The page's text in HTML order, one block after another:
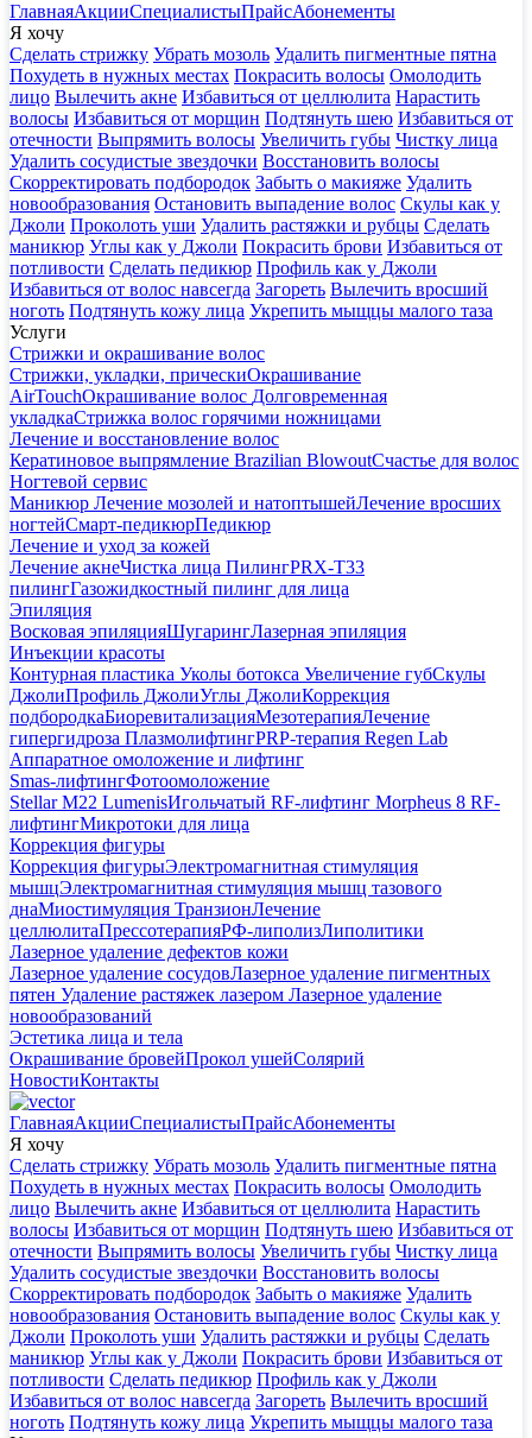
ГлавнаяАкцииСпециалистыПрайсАбонементы
Я хочу
Сделать стрижку Убрать мозоль Удалить пигментные пятна
Похудеть в нужных местах Покрасить волосы Омолодить
лицо Вылечить акне Избавиться от целлюлита Нарастить
волосы Избавиться от морщин Подтянуть шею Избавиться от
отечности Выпрямить волосы Увеличить губы Чистку лица
Удалить сосудистые звездочки Восстановить волосы
Скорректировать подбородок Забыть о макияже Удалить
новообразования Остановить выпадение волос Скулы как у
Джоли Проколоть уши Удалить растяжки и рубцы Сделать
маникюр Углы как у Джоли Покрасить брови Избавиться от
потливости Сделать педикюр Профиль как у Джоли
Избавиться от волос навсегда Загореть Вылечить вросший
ноготь Подтянуть кожу лица Укрепить мыщцы малого таза
Услуги
Стрижки и окрашивание волос
Стрижки, укладки, прическиОкрашивание
AirTouchОкрашивание волос Долговременная
укладкаСтрижка волос горячими ножницами
Лечение и восстановление волос
Кератиновое выпрямление Brazilian BlowoutСчастье для волос
Ногтевой сервис
Маникюр Лечение мозолей и натоптышейЛечение вросших
ногтейСмарт-педикюрПедикюр
Лечение и уход за кожей
Лечение акнеЧистка лица ПилингPRX-T33
пилингГазожидкостный пилинг для лица
Эпиляция
Восковая эпиляцияШугарингЛазерная эпиляция
Инъекции красоты
Контурная пластика Уколы ботокса Увеличение губСкулы
ДжолиПрофиль ДжолиУглы ДжолиКоррекция
подбородкаБиоревитализацияМезотерапияЛечение
гипергидроза ПлазмолифтингPRP-терапия Regen Lab
Аппаратное омоложение и лифтинг
Smas-лифтингФотоомоложение
Stellar M22 LumenisИгольчатый RF-лифтинг Morpheus 8 RF-
лифтингМикротоки для лица
Коррекция фигуры
Коррекция фигурыЭлектромагнитная стимуляция
мышцЭлектромагнитная стимуляция мышц тазового
днаМиостимуляция ТранзионЛечение
целлюлитаПрессотерапияРФ-липолизЛиполитики
Лазерное удаление дефектов кожи
Лазерное удаление сосудовЛазерное удаление пигментных
пятен Удаление растяжек лазером Лазерное удаление
новообразований
Эстетика лица и тела
Окрашивание бровейПрокол ушейСолярий
НовостиКонтакты
ГлавнаяАкцииСпециалистыПрайсАбонементы
Я хочу
Сделать стрижку Убрать мозоль Удалить пигментные пятна
Похудеть в нужных местах Покрасить волосы Омолодить
лицо Вылечить акне Избавиться от целлюлита Нарастить
волосы Избавиться от морщин Подтянуть шею Избавиться от
отечности Выпрямить волосы Увеличить губы Чистку лица
Удалить сосудистые звездочки Восстановить волосы
Скорректировать подбородок Забыть о макияже Удалить
новообразования Остановить выпадение волос Скулы как у
Джоли Проколоть уши Удалить растяжки и рубцы Сделать
маникюр Углы как у Джоли Покрасить брови Избавиться от
потливости Сделать педикюр Профиль как у Джоли
Избавиться от волос навсегда Загореть Вылечить вросший
ноготь Подтянуть кожу лица Укрепить мыщцы малого таза